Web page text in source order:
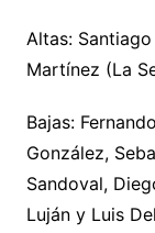
Altas:
Martínez (La
Bajas:
González,
Sandoval,
Luján y Luis